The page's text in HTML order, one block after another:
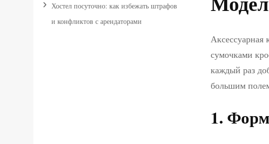
Аксессуарная
сумочками
каждый раз
большим
1.
Хостел посуточно: как избежать штрафов
и конфликтов с арендаторами